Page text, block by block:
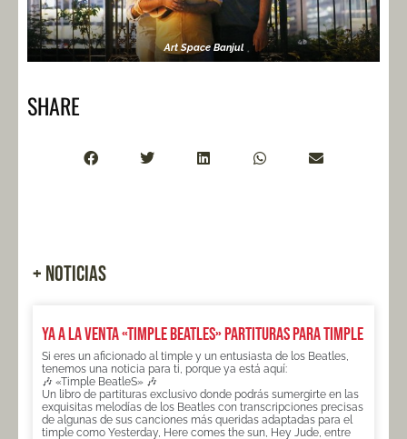
Art Space Banjul
SHARE
+ NOTICIAS
Ya a la venta «TIMPLE BEATLES» partituras para timple
Si eres un aficionado al timple y un entusiasta de los Beatles,
tenemos una noticia para ti, porque ya está aquí:
🎶 «Timple BeatleS» 🎶
Un libro de partituras exclusivo donde podrás sumergirte en las
exquisitas melodías de los Beatles con transcripciones precisas
de algunas de sus canciones más queridas adaptadas para el
timple como Yesterday, Here comes the sun, Hey Jude, entre